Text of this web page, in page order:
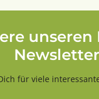
unseren
Newsletter
für viele